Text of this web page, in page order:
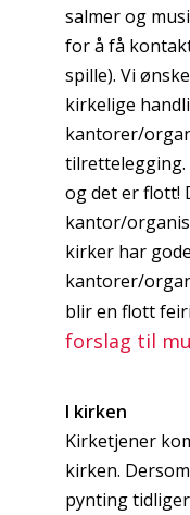
salmer og
for å få
spille). Vi
kirkelige
kantorer/
tilrettelegging.
og det er flott!
kantor/
kirker har
kantorer/
blir en flott
forslag til
I kirken
Kirketjener
kirken.
pynting